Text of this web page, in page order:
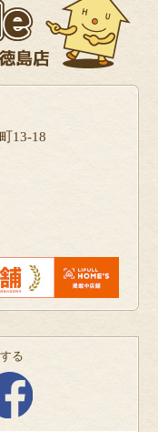
13-18
る